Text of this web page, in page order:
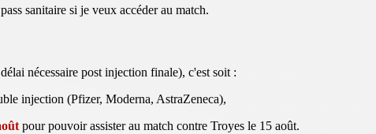
sanitaire si je veux accéder au match.
nécessaire post injection finale), c'est soit :
injection (Pfizer, Moderna, AstraZeneca),
pour pouvoir assister au match contre Troyes le 15 août.